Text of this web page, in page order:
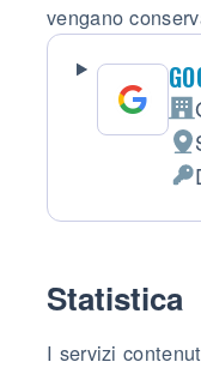
vengano
Statistica
I servizi